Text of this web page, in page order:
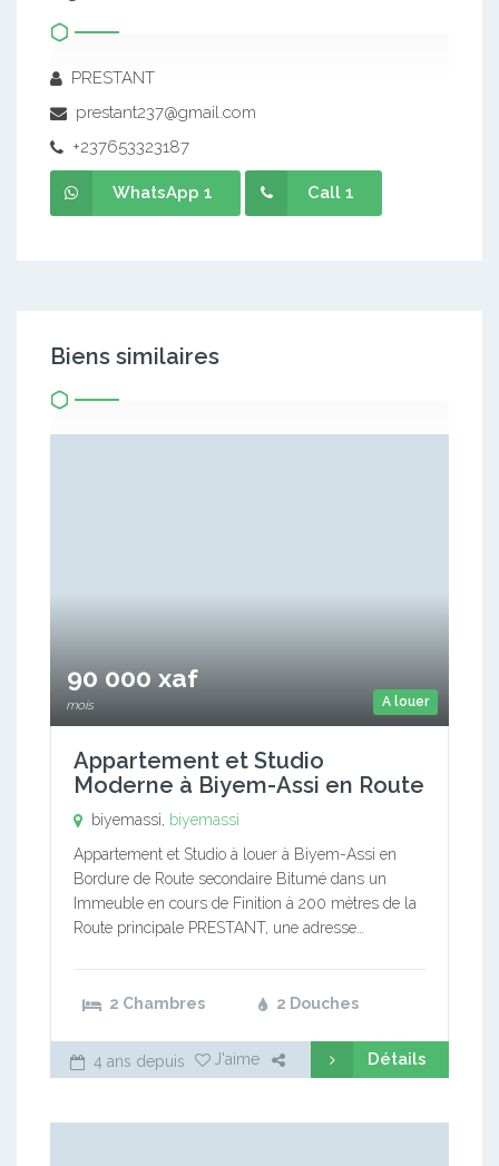
PRESTANT
prestant237@gmail.com
+237653323187
WhatsApp 1 Call 1
Biens similaires
A louer
90 000 xaf
mois
Appartement et Studio
Moderne à Biyem-Assi en Route
biyemassi,
biyemassi
Appartement et Studio à louer à Biyem-Assi en
Bordure de Route secondaire Bitumé dans un
Immeuble en cours de Finition à 200 mètres de la
Route principale PRESTANT, une adresse…
2 Chambres 2 Douches
4 ans depuis J'aime Détails